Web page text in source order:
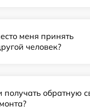
меня принять
человек?
обратную